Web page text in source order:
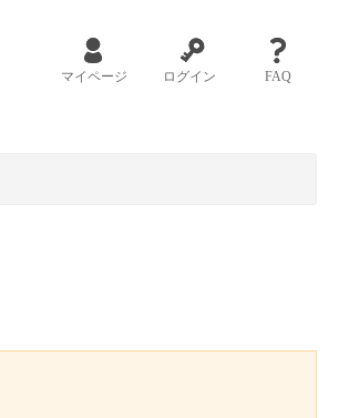
マイページ ログイン FAQ